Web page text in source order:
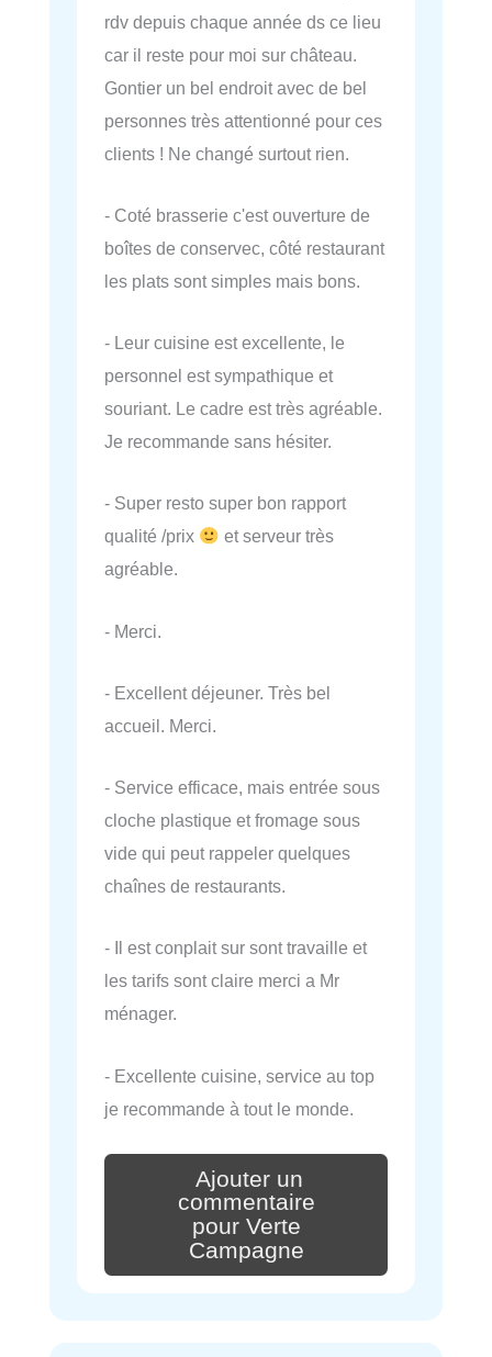
rdv depuis chaque année ds ce lieu
car il reste pour moi sur château.
Gontier un bel endroit avec de bel
personnes très attentionné pour ces
clients ! Ne changé surtout rien.
- Coté brasserie c'est ouverture de
boîtes de conservec, côté restaurant
les plats sont simples mais bons.
- Leur cuisine est excellente, le
personnel est sympathique et
souriant. Le cadre est très agréable.
Je recommande sans hésiter.
- Super resto super bon rapport
qualité /prix
et serveur très
agréable.
- Merci.
- Excellent déjeuner. Très bel
accueil. Merci.
- Service efficace, mais entrée sous
cloche plastique et fromage sous
vide qui peut rappeler quelques
chaînes de restaurants.
- Il est conplait sur sont travaille et
les tarifs sont claire merci a Mr
ménager.
- Excellente cuisine, service au top
je recommande à tout le monde.
Ajouter un
commentaire
pour Verte
Campagne